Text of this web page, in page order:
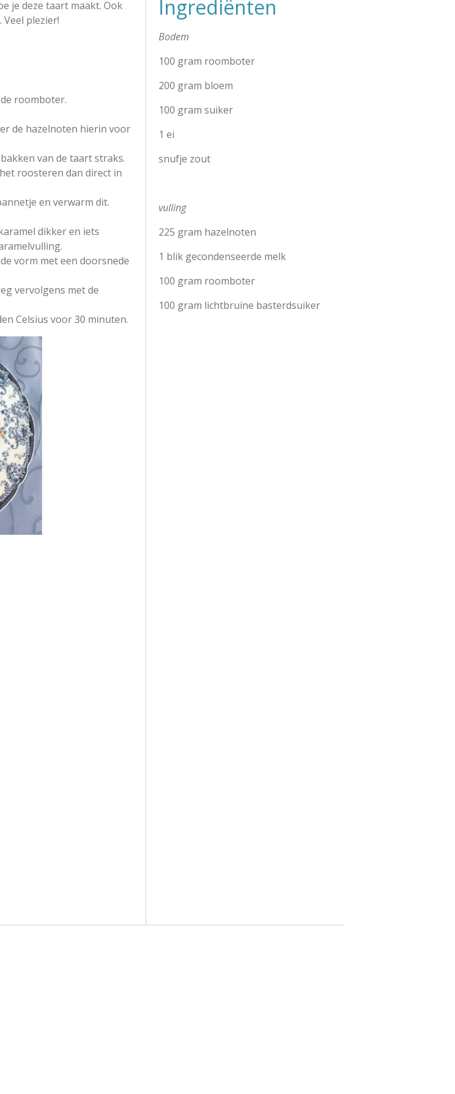
je deze taart maakt. Ook
plezier!
roomboter.
de hazelnoten hierin voor
van de taart straks.
roosteren dan direct in
en verwarm dit.
dikker en iets
vorm met een doorsnede
vervolgens met de
Celsius voor 30 minuten.
Ingrediënten
Bodem
100 gram roomboter
200 gram bloem
100 gram suiker
1 ei
snufje zout
vulling
225 gram hazelnoten
1 blik gecondenseerde melk
100 gram roomboter
100 gram lichtbruine basterdsuiker